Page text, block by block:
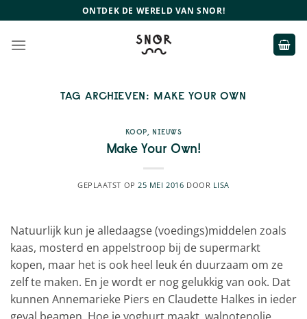
naar
inhoud
ONTDEK DE WERELD VAN SNOR!
TAG ARCHIEVEN: MAKE YOUR OWN
KOOP, NIEUWS
Make Your Own!
GEPLAATST OP 25 MEI 2016 DOOR LISA
Natuurlijk kun je alledaagse (voedings)middelen zoals
kaas, mosterd en appelstroop bij de supermarkt
kopen, maar het is ook heel leuk én duurzaam om ze
zelf te maken. En je wordt er nog gelukkig van ook. Dat
kunnen Annemarieke Piers en Claudette Halkes in ieder
geval beamen. Hoe je yoghurt maakt, walnotenolie